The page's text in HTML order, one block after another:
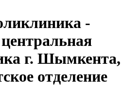
-
г. Шымкента,
отделение